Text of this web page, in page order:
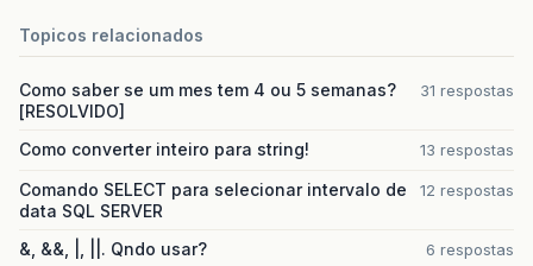
Topicos relacionados
Como saber se um mes tem 4 ou 5 semanas?
[RESOLVIDO]
31 respostas
Como converter inteiro para string! 13 respostas
Comando SELECT para selecionar intervalo de
data SQL SERVER
12 respostas
&, &&, |, ||. Qndo usar? 6 respostas